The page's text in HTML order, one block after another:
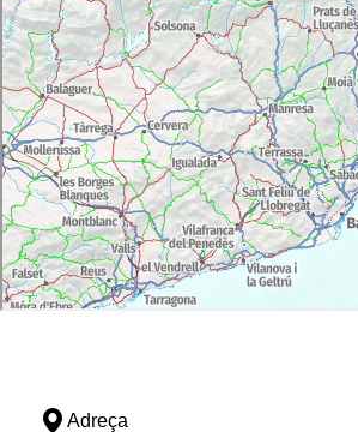
Adreça